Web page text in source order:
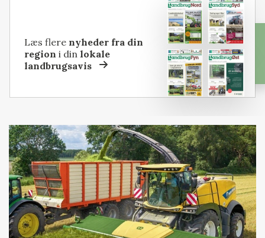
Læs flere nyheder fra din
region i dinlokale
landbrugsavis